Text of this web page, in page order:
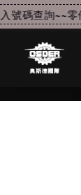
號碼查詢~~零